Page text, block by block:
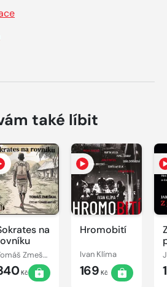
také líbit
na
Tomáš Zmeškal
Kč
Hromobití
Ivan Klíma
169 Kč